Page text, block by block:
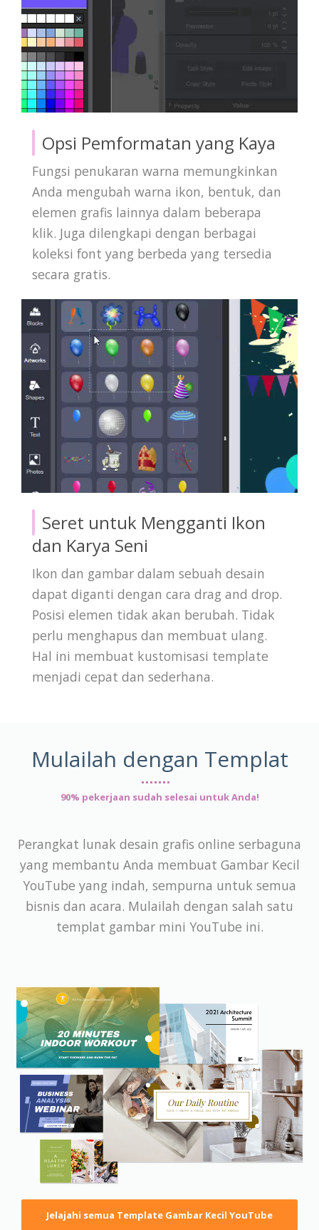
Opsi Pemformatan yang Kaya
Fungsi penukaran warna memungkinkan
Anda mengubah warna ikon, bentuk, dan
elemen grafis lainnya dalam beberapa
klik. Juga dilengkapi dengan berbagai
koleksi font yang berbeda yang tersedia
secara gratis.
Seret untuk Mengganti Ikon
dan Karya Seni
Ikon dan gambar dalam sebuah desain
dapat diganti dengan cara drag and drop.
Posisi elemen tidak akan berubah. Tidak
perlu menghapus dan membuat ulang.
Hal ini membuat kustomisasi template
menjadi cepat dan sederhana.
Mulailah dengan Templat
90% pekerjaan sudah selesai untuk Anda!
Perangkat lunak desain grafis online serbaguna
yang membantu Anda membuat Gambar Kecil
YouTube yang indah, sempurna untuk semua
bisnis dan acara. Mulailah dengan salah satu
templat gambar mini YouTube ini.
Jelajahi semua Template Gambar Kecil YouTube